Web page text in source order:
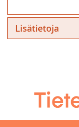
Lisätietoja